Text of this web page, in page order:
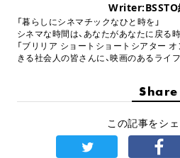
Writer:BSSTO
「暮らしにシネマチックなひと時を」
シネマな時間は、あなたがあなたに戻る時
「ブリリア ショートショートシアター オ
きる社会人の皆さんに、映画のあるライ
Share
この記事をシ